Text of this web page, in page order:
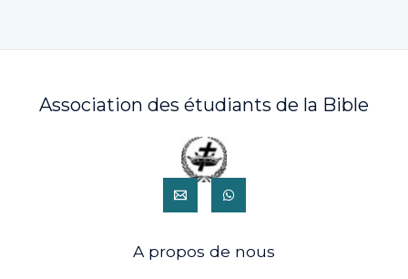
Association des étudiants de la Bible
A propos de nous